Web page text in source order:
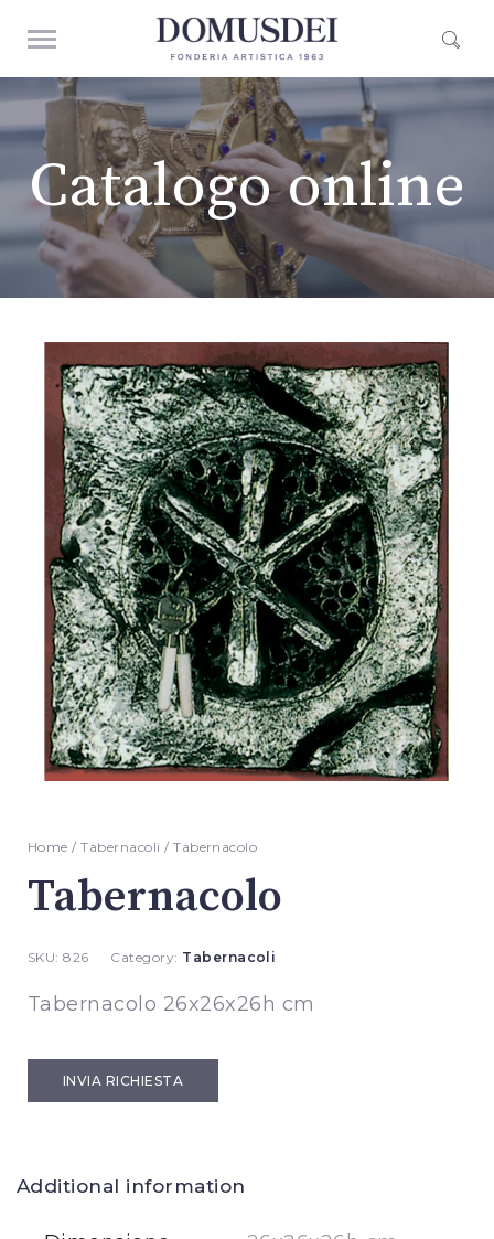
Catalogo online
Home /Tabernacoli / Tabernacolo
Tabernacolo
SKU:826 Category: Tabernacoli
Tabernacolo 26x26x26h cm
INVIA RICHIESTA
Additional information